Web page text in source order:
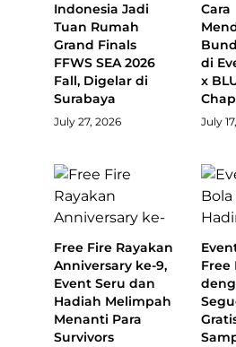
Indonesia Jadi
Tuan Rumah
Grand Finals
FFWS SEA 2026
Fall, Digelar di
Surabaya
July 27, 2026
Cara
di
x
July
Free Fire Rayakan
Anniversary ke-9,
Event Seru dan
Hadiah Melimpah
Menanti Para
Survivors
Free